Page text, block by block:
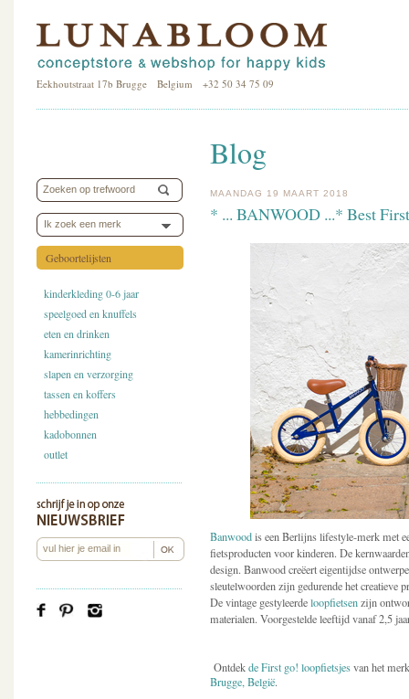
Eekhoutstraat 17b Brugge Belgium +32 50 34 75 09
Ik zoek een merk
Geboortelijsten
kinderkleding 0-6 jaar
speelgoed en knuffels
eten en drinken
kamerinrichting
slapen en verzorging
tassen en koffers
hebbedingen
kadobonnen
outlet
Blog
MAANDAG 19 MAART 2018
* ... BANWOOD ...* Best
Banwoodis een Berlijns lifestyle-merk met
fietsproducten voor kinderen. De
design. Banwood creëert eigentijdse
sleutelwoorden zijn gedurende het creatieve
De vintage gestyleerdeloopfietsenzijn
materialen. Voorgestelde leeftijd vanaf 2,5
Ontdekde First go! loopfietsjesvan het
Brugge, België.